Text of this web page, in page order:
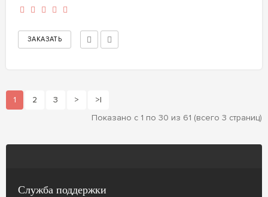
1 2 3 >
>|
Показано с 1 по 30 из 61 (всего 3 страниц)
Служба поддержки